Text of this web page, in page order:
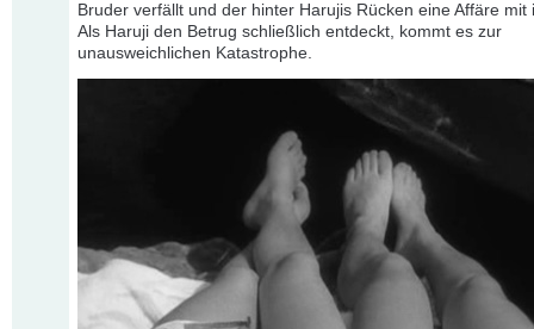
Bruder verfällt und der hinter Harujis Rücken eine Affäre mit
Als Haruji den Betrug schließlich entdeckt, kommt es zur
unausweichlichen Katastrophe.